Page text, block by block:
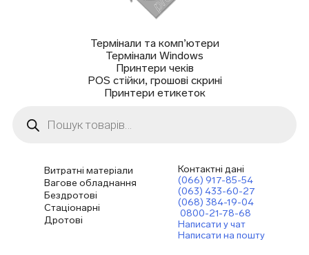
Термінали та комп’ютери
Термінали Windows
Принтери чеків
POS стійки, грошові скрині
Принтери етикеток
товарів
Витратні матеріали
Вагове обладнання
Бездротові
Стаціонарні
Дротові
Контактні дані
(066) 917-85-54
(063) 433-60-27
(068) 384-19-04
0800-21-78-68
Написати у чат
Написати на пошту